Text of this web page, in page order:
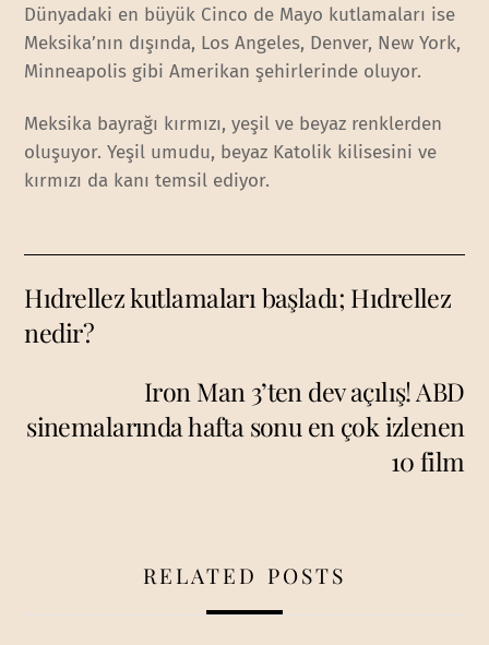
Dünyadaki en büyük Cinco de Mayo kutlamaları ise
Meksika’nın dışında, Los Angeles, Denver, New York,
Minneapolis gibi Amerikan şehirlerinde oluyor.
Meksika bayrağı kırmızı, yeşil ve beyaz renklerden
oluşuyor. Yeşil umudu, beyaz Katolik kilisesini ve
kırmızı da kanı temsil ediyor.
Hıdrellez kutlamaları başladı; Hıdrellez
nedir?
Iron Man 3’ten dev açılış! ABD
sinemalarında hafta sonu en çok izlenen
10 film
RELATED POSTS